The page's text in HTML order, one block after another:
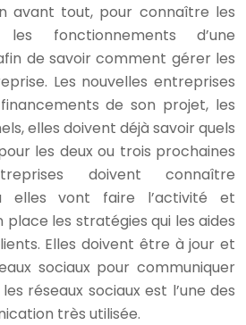
avant tout, pour connaître les
fonctionnements d’une
de savoir comment gérer les
Les nouvelles entreprises
de son projet, les
elles doivent déjà savoir quels
les deux ou trois prochaines
doivent connaître
elles vont faire l’activité et
les stratégies qui les aides
Elles doivent être à jour et
sociaux pour communiquer
réseaux sociaux est l’une des
très utilisée.